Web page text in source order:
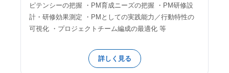
ピテンシーの把握 ・PM育成ニーズの把握 ・PM研修設
計・研修効果測定 ・PMとしての実践能力／行動特性の
可視化 ・プロジェクトチーム編成の最適化 等
詳しく見る